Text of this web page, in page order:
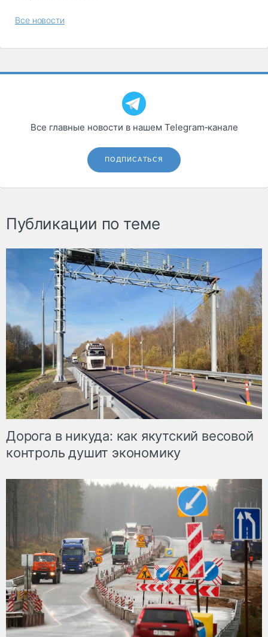
Все новости
Все главные новости в нашем Telegram‑канале
ПОДПИСАТЬСЯ
Публикации по теме
Дорога в никуда: как якутский весовой
контроль душит экономику